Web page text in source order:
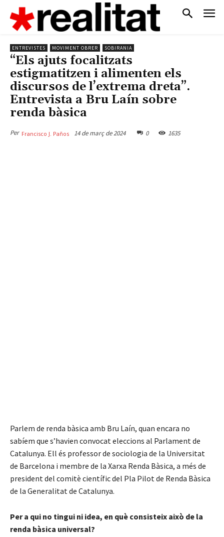
ENTREVISTES MOVIMENT OBRER SOBIRANIA
“Els ajuts focalitzats
estigmatitzen i alimenten els
discursos de l’extrema dreta”.
Entrevista a Bru Laín sobre
renda bàsica
Per Francisco J. Paños 14 de març de 2024 0 1635
Parlem de renda bàsica amb Bru Laín, quan encara no
sabíem que s’havien convocat eleccions al Parlament de
Catalunya. Ell és professor de sociologia de la Universitat
de Barcelona i membre de la Xarxa Renda Bàsica, a més de
president del comitè científic del Pla Pilot de Renda Bàsica
de la Generalitat de Catalunya.
Per a qui no tingui ni idea, en què consisteix això de la
renda bàsica universal?